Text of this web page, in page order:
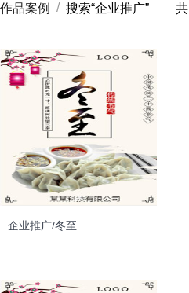
作品案例 / 搜索“企业推广” 共
企业推广/冬至